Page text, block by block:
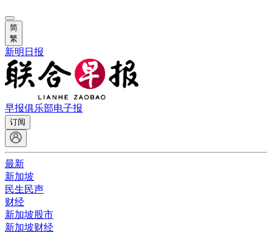
简
繁
新明日报
早报俱乐部电子报
订阅
最新
新加坡
民生民声
财经
新加坡股市
新加坡财经